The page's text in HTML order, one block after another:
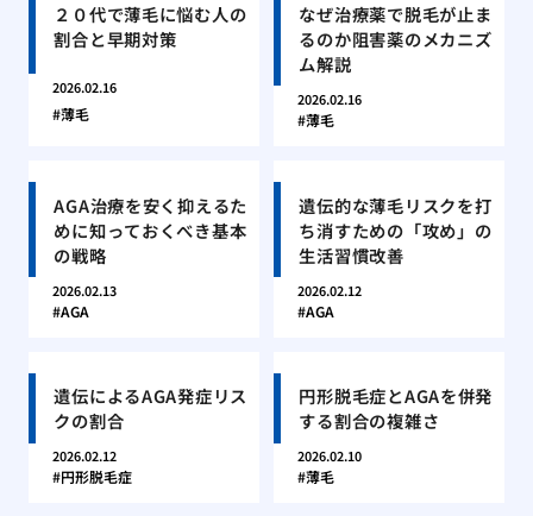
２０代で薄毛に悩む人の
割合と早期対策
2026.02.16
薄毛
なぜ治療薬で脱毛が止ま
るのか阻害薬のメカニズ
ム解説
2026.02.16
薄毛
AGA治療を安く抑えるた
めに知っておくべき基本
の戦略
2026.02.13
AGA
遺伝的な薄毛リスクを打
ち消すための「攻め」の
生活習慣改善
2026.02.12
AGA
遺伝によるAGA発症リス
クの割合
2026.02.12
円形脱毛症
円形脱毛症とAGAを併発
する割合の複雑さ
2026.02.10
薄毛